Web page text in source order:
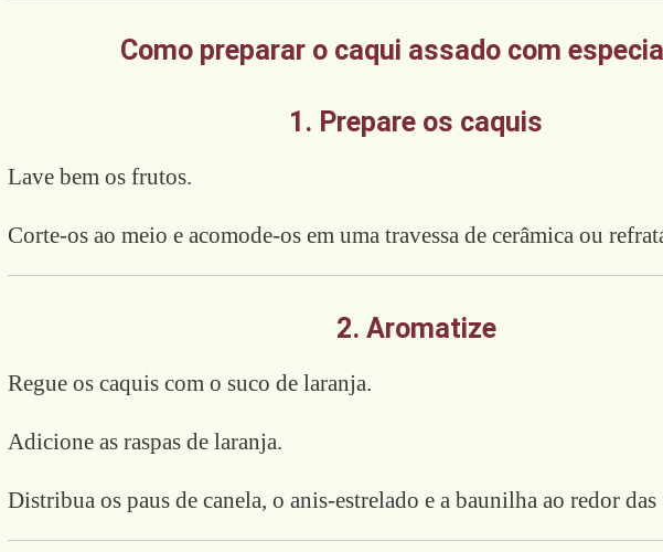
Como preparar o caqui assado com
1. Prepare os caquis
Lave bem os frutos.
Corte-os ao meio e acomode-os em uma travessa de cerâmica ou
2. Aromatize
Regue os caquis com o suco de laranja.
Adicione as raspas de laranja.
Distribua os paus de canela, o anis-estrelado e a baunilha ao redor